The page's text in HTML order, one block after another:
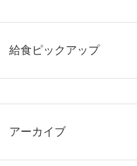
給食ピックアップ
アーカイブ